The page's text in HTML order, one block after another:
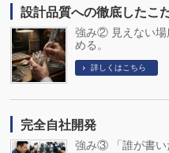
設計品質への徹底したこ
強み② 見えない場
める。
詳しくはこちら
完全自社開発
強み③ 「誰が書い